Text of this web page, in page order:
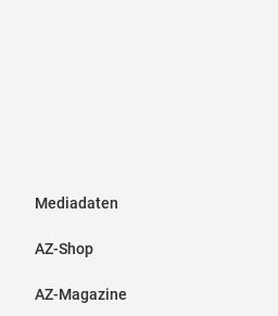
Mediadaten
AZ-Shop
AZ-Magazine